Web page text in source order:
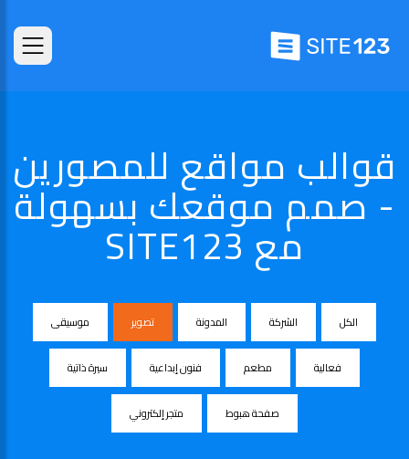
قوالب مواقع للمصورين
- صمم موقعك بسهولة
مع SITE123
الكل الشركة المدونة تصوير موسيقى
فعالية مطعم فنون إبداعية سيرة ذاتية
صفحة هبوط متجر إلكتروني